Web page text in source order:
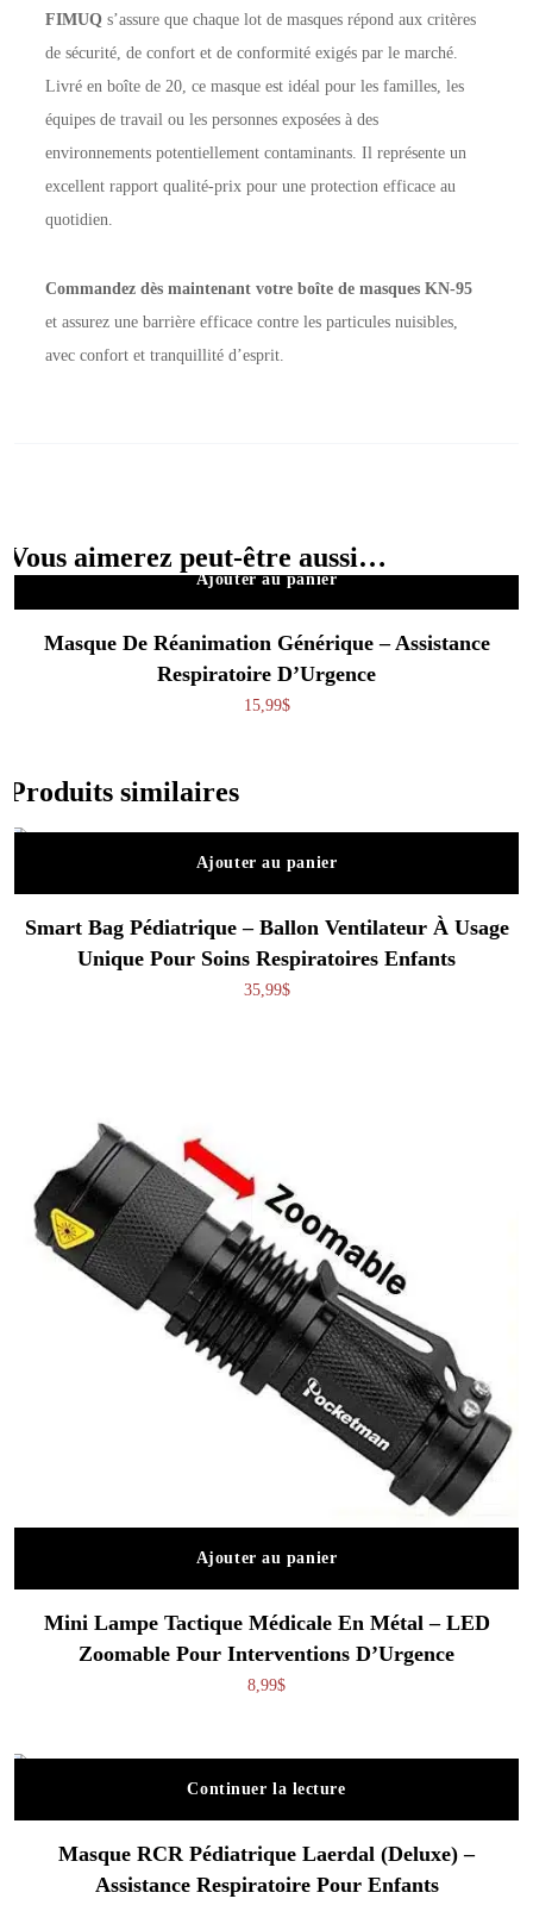
FIMUQ s’assure que chaque lot de masques répond aux critères
de sécurité, de confort et de conformité exigés par le marché.
Livré en boîte de 20, ce masque est idéal pour les familles, les
équipes de travail ou les personnes exposées à des
environnements potentiellement contaminants. Il représente un
excellent rapport qualité-prix pour une protection efficace au
quotidien.
Commandez dès maintenant votre boîte de masques KN-95
et assurez une barrière efficace contre les particules nuisibles,
avec confort et tranquillité d’esprit.
Vous aimerez peut-être aussi…
Ajouter au panier
Masque De Réanimation Générique – Assistance
Respiratoire D’Urgence
15,99$
Produits similaires
Ajouter au panier
Smart Bag Pédiatrique – Ballon Ventilateur À Usage
Unique Pour Soins Respiratoires Enfants
35,99$
Ajouter au panier
Mini Lampe Tactique Médicale En Métal – LED
Zoomable Pour Interventions D’Urgence
8,99$
Continuer la lecture
Masque RCR Pédiatrique Laerdal (Deluxe) –
Assistance Respiratoire Pour Enfants